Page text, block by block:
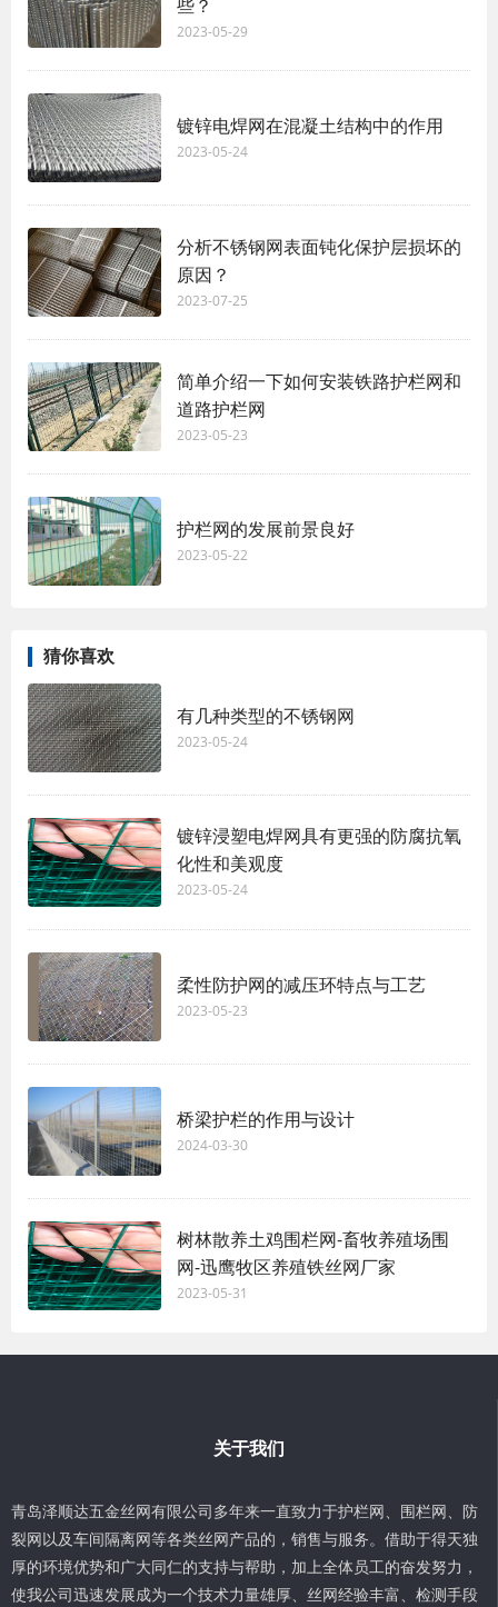
些？
2023-05-29
镀锌电焊网在混凝土结构中的作用
2023-05-24
分析不锈钢网表面钝化保护层损坏的
原因？
2023-07-25
简单介绍一下如何安装铁路护栏网和
道路护栏网
2023-05-23
护栏网的发展前景良好
2023-05-22
猜你喜欢
有几种类型的不锈钢网
2023-05-24
镀锌浸塑电焊网具有更强的防腐抗氧
化性和美观度
2023-05-24
柔性防护网的减压环特点与工艺
2023-05-23
桥梁护栏的作用与设计
2024-03-30
树林散养土鸡围栏网-畜牧养殖场围
网-迅鹰牧区养殖铁丝网厂家
2023-05-31
关于我们
青岛泽顺达五金丝网有限公司多年来一直致力于护栏网、围栏网、防
裂网以及车间隔离网等各类丝网产品的，销售与服务。借助于得天独
厚的环境优势和广大同仁的支持与帮助，加上全体员工的奋发努力，
使我公司迅速发展成为一个技术力量雄厚、丝网经验丰富、检测手段